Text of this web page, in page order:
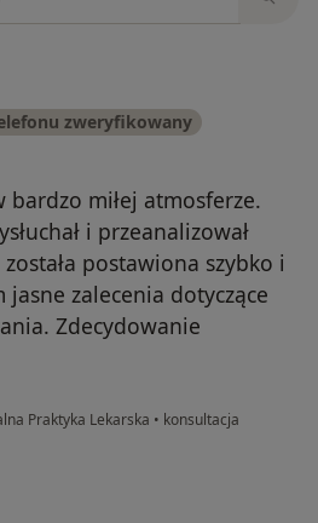
zweryfikowany
bardzo miłej atmosferze.
i przeanalizował
postawiona szybko i
jasne zalecenia dotyczące
Zdecydowanie
Praktyka Lekarska • konsultacja